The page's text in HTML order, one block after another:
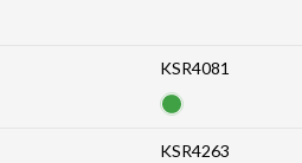
KSR4081
KSR4263